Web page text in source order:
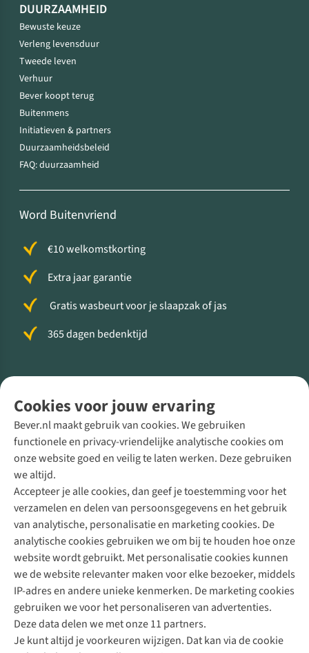
Cookies voor jouw ervaring
Bever.nl maakt gebruik van cookies. We gebruiken
functionele en privacy-vriendelijke analytische cookies om
onze website goed en veilig te laten werken. Deze gebruiken
we altijd.
Accepteer je alle cookies, dan geef je toestemming voor het
verzamelen en delen van persoonsgegevens en het gebruik
van analytische, personalisatie en marketing cookies. De
analytische cookies gebruiken we om bij te houden hoe onze
website wordt gebruikt. Met personalisatie cookies kunnen
we de website relevanter maken voor elke bezoeker, middels
IP-adres en andere unieke kenmerken. De marketing cookies
gebruiken we voor het personaliseren van advertenties.
Deze data delen we met onze 11 partners.
Je kunt altijd je voorkeuren wijzigen. Dat kan via de cookie
DUURZAAMHEID
Bewuste keuze
Verleng levensduur
Tweede leven
Verhuur
Bever koopt terug
Buitenmens
Initiatieven & partners
Duurzaamheidsbeleid
FAQ: duurzaamheid
Word Buitenvriend
€10 welkomstkorting
Extra jaar garantie
Gratis wasbeurt voor je slaapzak of jas
365 dagen bedenktijd
Direct advies van een Buitenexpert
+31 (0)85 888 50 88
+31 6 12 28 49 80
Contactformulier